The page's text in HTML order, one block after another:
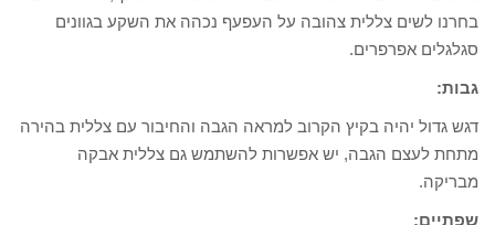
בחרנו לשים צללית צהובה על העפעף נכהה את השקע בגוונים
סגלגלים אפרפרים.
גבות:
דגש גדול יהיה בקיץ הקרוב למראה הגבה והחיבור עם צללית בהירה
מתחת לעצם הגבה, יש אפשרות להשתמש גם צללית אבקה
מבריקה.
שפתיים: